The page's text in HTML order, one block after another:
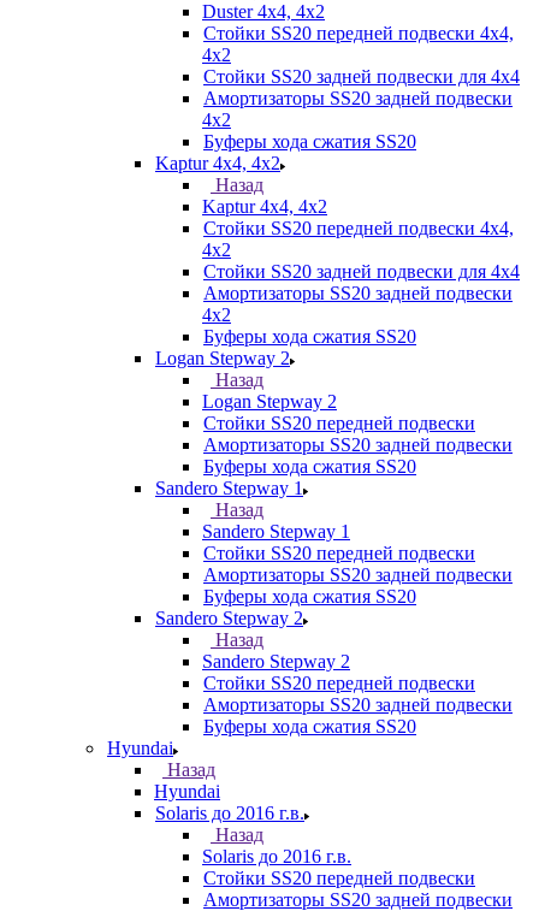
Duster 4х4, 4x2
Стойки SS20 передней подвески 4х4,
4x2
Стойки SS20 задней подвески для 4х4
Амортизаторы SS20 задней подвески
4х2
Буферы хода сжатия SS20
Kaptur 4х4, 4х2
Назад
Kaptur 4х4, 4х2
Стойки SS20 передней подвески 4х4,
4x2
Стойки SS20 задней подвески для 4х4
Амортизаторы SS20 задней подвески
4х2
Буферы хода сжатия SS20
Logan Stepway 2
Назад
Logan Stepway 2
Стойки SS20 передней подвески
Амортизаторы SS20 задней подвески
Буферы хода сжатия SS20
Sandero Stepway 1
Назад
Sandero Stepway 1
Стойки SS20 передней подвески
Амортизаторы SS20 задней подвески
Буферы хода сжатия SS20
Sandero Stepway 2
Назад
Sandero Stepway 2
Стойки SS20 передней подвески
Амортизаторы SS20 задней подвески
Буферы хода сжатия SS20
Hyundai
Назад
Hyundai
Solaris до 2016 г.в.
Назад
Solaris до 2016 г.в.
Стойки SS20 передней подвески
Амортизаторы SS20 задней подвески